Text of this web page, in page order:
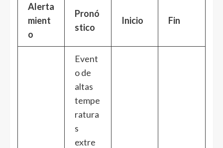
Alerta
mient
o
Pronó
stico
Inicio Fin
Event
o de
altas
tempe
ratura
s
extre